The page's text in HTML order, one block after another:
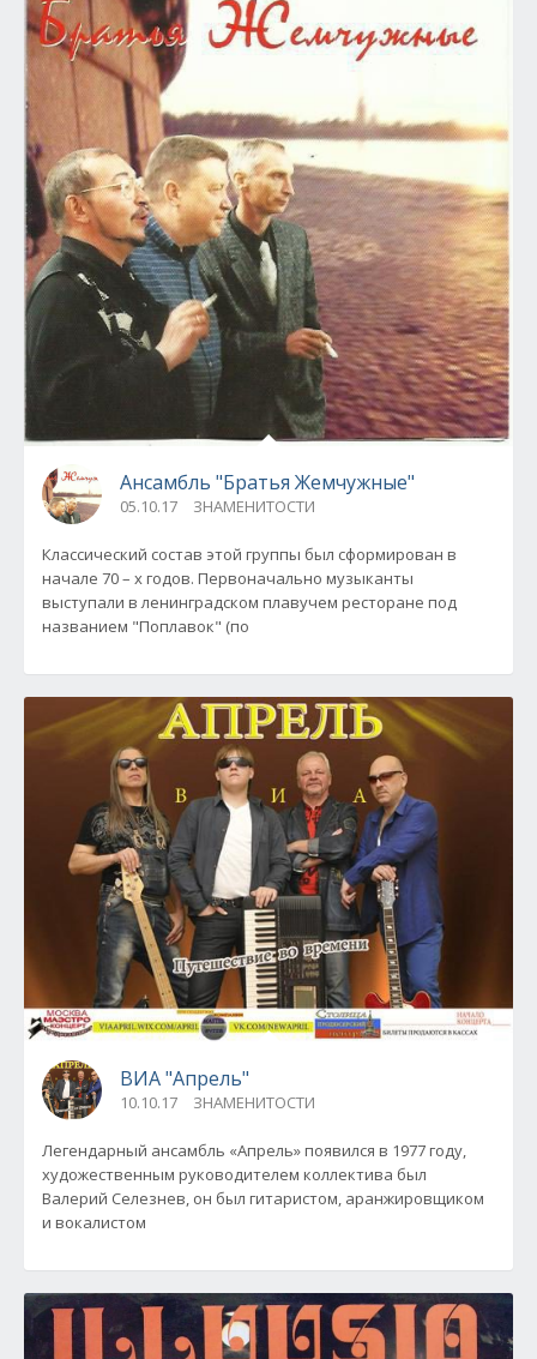
Ансамбль "Братья Жемчужные"
05.10.17 ЗНАМЕНИТОСТИ
Классический состав этой группы был сформирован в
начале 70 – х годов. Первоначально музыканты
выступали в ленинградском плавучем ресторане под
названием "Поплавок" (по
ВИА "Апрель"
10.10.17 ЗНАМЕНИТОСТИ
Легендарный ансамбль «Апрель» появился в 1977 году,
художественным руководителем коллектива был
Валерий Селезнев, он был гитаристом, аранжировщиком
и вокалистом